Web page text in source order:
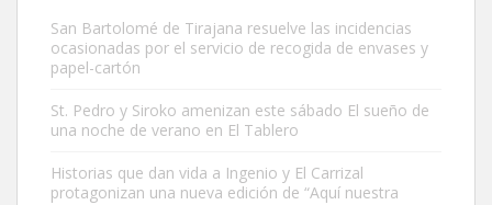
Este gato macho ha aparecido en la calle hace menos de un mes,
es muy manso y extremadamente cari...
San Bartolomé de Tirajana resuelve las incidencias
ocasionadas por el servicio de recogida de envases y
papel-cartón
St. Pedro y Siroko amenizan este sábado El sueño de
una noche de verano en El Tablero
Historias que dan vida a Ingenio y El Carrizal
protagonizan una nueva edición de “Aquí nuestra